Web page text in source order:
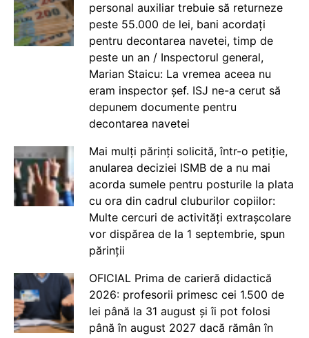
personal auxiliar trebuie să returneze
peste 55.000 de lei, bani acordați
pentru decontarea navetei, timp de
peste un an / Inspectorul general,
Marian Staicu: La vremea aceea nu
eram inspector șef. ISJ ne-a cerut să
depunem documente pentru
decontarea navetei
Mai mulți părinți solicită, într-o petiție,
anularea deciziei ISMB de a nu mai
acorda sumele pentru posturile la plata
cu ora din cadrul cluburilor copiilor:
Multe cercuri de activități extrașcolare
vor dispărea de la 1 septembrie, spun
părinții
OFICIAL Prima de carieră didactică
2026: profesorii primesc cei 1.500 de
lei până la 31 august și îi pot folosi
până în august 2027 dacă rămân în